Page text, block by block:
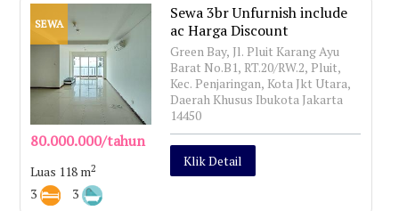
SEWA
80.000.000/tahun
Luas 118 m2
3 3
Sewa 3br Unfurnish include
ac Harga Discount
Green Bay, Jl. Pluit Karang Ayu
Barat No.B1, RT.20/RW.2, Pluit,
Kec. Penjaringan, Kota Jkt Utara,
Daerah Khusus Ibukota Jakarta
14450
Klik Detail